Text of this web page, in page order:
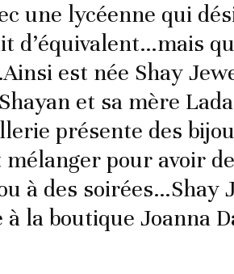
une lycéenne qui
d’équivalent…mais
est née Shay
et sa mère
présente des
pour avoir
à des soirées…Shay
la boutique Joanna